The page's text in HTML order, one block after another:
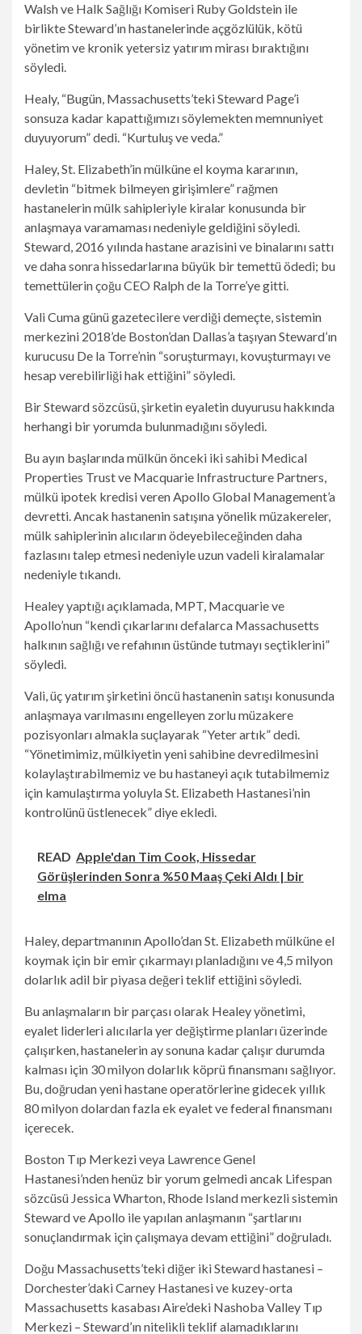
Walsh ve Halk Sağlığı Komiseri Ruby Goldstein ile
birlikte Steward’ın hastanelerinde açgözlülük, kötü
yönetim ve kronik yetersiz yatırım mirası bıraktığını
söyledi.
Healy, “Bugün, Massachusetts’teki Steward Page’i
sonsuza kadar kapattığımızı söylemekten memnuniyet
duyuyorum” dedi. “Kurtuluş ve veda.”
Haley, St. Elizabeth’in mülküne el koyma kararının,
devletin “bitmek bilmeyen girişimlere” rağmen
hastanelerin mülk sahipleriyle kiralar konusunda bir
anlaşmaya varamaması nedeniyle geldiğini söyledi.
Steward, 2016 yılında hastane arazisini ve binalarını sattı
ve daha sonra hissedarlarına büyük bir temettü ödedi; bu
temettülerin çoğu CEO Ralph de la Torre’ye gitti.
Vali Cuma günü gazetecilere verdiği demeçte, sistemin
merkezini 2018’de Boston’dan Dallas’a taşıyan Steward’ın
kurucusu De la Torre’nin “soruşturmayı, kovuşturmayı ve
hesap verebilirliği hak ettiğini” söyledi.
Bir Steward sözcüsü, şirketin eyaletin duyurusu hakkında
herhangi bir yorumda bulunmadığını söyledi.
Bu ayın başlarında mülkün önceki iki sahibi Medical
Properties Trust ve Macquarie Infrastructure Partners,
mülkü ipotek kredisi veren Apollo Global Management’a
devretti. Ancak hastanenin satışına yönelik müzakereler,
mülk sahiplerinin alıcıların ödeyebileceğinden daha
fazlasını talep etmesi nedeniyle uzun vadeli kiralamalar
nedeniyle tıkandı.
Healey yaptığı açıklamada, MPT, Macquarie ve
Apollo’nun “kendi çıkarlarını defalarca Massachusetts
halkının sağlığı ve refahının üstünde tutmayı seçtiklerini”
söyledi.
Vali, üç yatırım şirketini öncü hastanenin satışı konusunda
anlaşmaya varılmasını engelleyen zorlu müzakere
pozisyonları almakla suçlayarak “Yeter artık” dedi.
“Yönetimimiz, mülkiyetin yeni sahibine devredilmesini
kolaylaştırabilmemiz ve bu hastaneyi açık tutabilmemiz
için kamulaştırma yoluyla St. Elizabeth Hastanesi’nin
kontrolünü üstlenecek” diye ekledi.
READ Apple'dan Tim Cook, Hissedar
Görüşlerinden Sonra %50 Maaş Çeki Aldı | bir
elma
Haley, departmanının Apollo’dan St. Elizabeth mülküne el
koymak için bir emir çıkarmayı planladığını ve 4,5 milyon
dolarlık adil bir piyasa değeri teklif ettiğini söyledi.
Bu anlaşmaların bir parçası olarak Healey yönetimi,
eyalet liderleri alıcılarla yer değiştirme planları üzerinde
çalışırken, hastanelerin ay sonuna kadar çalışır durumda
kalması için 30 milyon dolarlık köprü finansmanı sağlıyor.
Bu, doğrudan yeni hastane operatörlerine gidecek yıllık
80 milyon dolardan fazla ek eyalet ve federal finansmanı
içerecek.
Boston Tıp Merkezi veya Lawrence Genel
Hastanesi’nden henüz bir yorum gelmedi ancak Lifespan
sözcüsü Jessica Wharton, Rhode Island merkezli sistemin
Steward ve Apollo ile yapılan anlaşmanın “şartlarını
sonuçlandırmak için çalışmaya devam ettiğini” doğruladı.
Doğu Massachusetts’teki diğer iki Steward hastanesi –
Dorchester’daki Carney Hastanesi ve kuzey-orta
Massachusetts kasabası Aire’deki Nashoba Valley Tıp
Merkezi – Steward’ın nitelikli teklif alamadıklarını